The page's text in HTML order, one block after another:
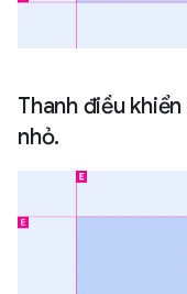
Thanh điều
nhỏ.